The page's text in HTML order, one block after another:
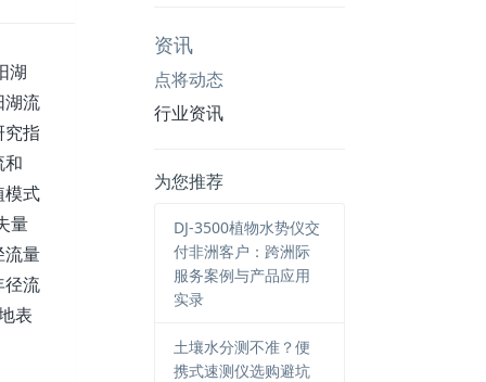
湖
湖流
指
和
模式
量
流量
径流
表
资讯
点将动态
行业资讯
为您推荐
DJ-3500植物水势仪交
付非洲客户：跨洲际
服务案例与产品应用
实录
土壤水分测不准？便
携式速测仪选购避坑